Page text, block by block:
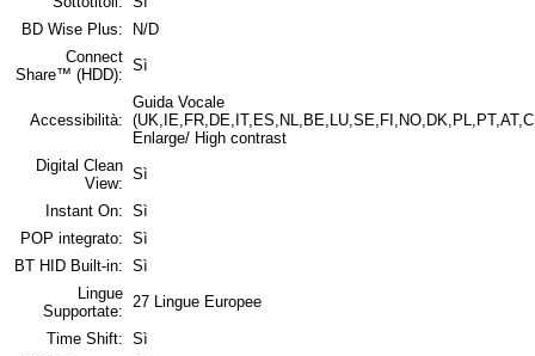
BD Wise Plus:
N/D
Connect
Share™ (HDD):
Sì
Accessibilità:
Guida Vocale
Enlarge/ High contrast
Digital Clean
View:
Sì
Instant On: Sì
POP integrato: Sì
BT HID Built-in: Sì
Lingue
Supportate:
27 Lingue Europee
Time Shift: Sì